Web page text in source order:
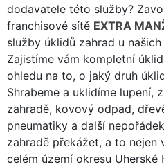
dodavatele této služby?
franchisové sítě EXTRA
služby úklidů zahrad u
Zajistíme vám kompletní
ohledu na to, o jaký druh
Shrabeme a uklidíme lupení,
zahradě, kovový odpad,
pneumatiky a další
zahradě překážet, a to nejen
celém území okresu Uherské